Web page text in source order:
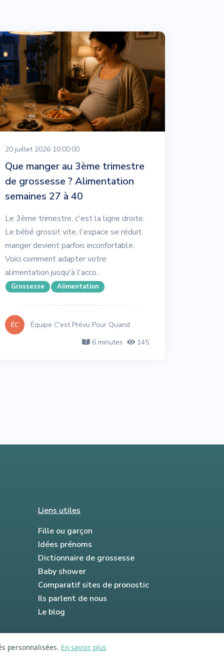
20 juillet 2026 10:00:00
Que manger au 3ème trimestre
de grossesse ? Alimentation
semaines 27 à 40
Le 3ème trimestre, c'est la ligne droite.
Le bébé grossit vite, l'espace se réduit,
manger devient parfois inconfortable.
Voici comment adapter votre
alimentation jusqu'à l'acco...
Grossesse Alimentation
ÉC
Équipe C'est Prévu Pour Quand
6 minutes
145
Liens utiles
Fille ou garçon
Idées prénoms
Dictionnaire de grossesse
Baby shower
Comparatif sites de pronostic
Ils parlent de nous
Le blog
personnalisées. En savoir plus